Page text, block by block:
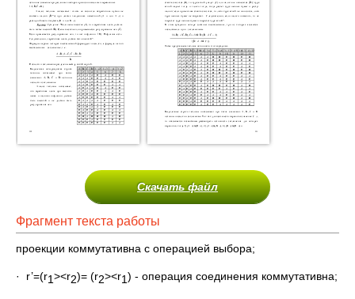
Скачать файл
Фрагмент текста работы
проекции коммутативна с операцией выбора;
· r’=(r1><r2)= (r2><r1) - операция соединения коммутативна;